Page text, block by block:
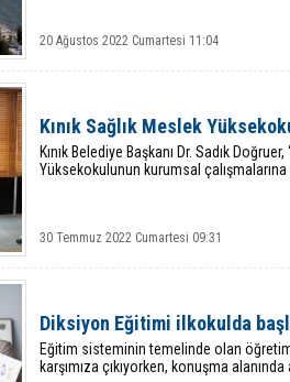
20 Ağustos 2022 Cumartesi 11:04
Kınık Sağlık Meslek
Kınık Belediye Başkanı Dr. Sadık
Yüksekokulunun kurumsal
30 Temmuz 2022 Cumartesi 09:31
Diksiyon Eğitimi ilkokulda
Eğitim sisteminin temelinde olan
karşımıza çıkıyorken, konuşma